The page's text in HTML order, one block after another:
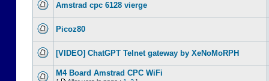
Amstrad cpc 6128 vierge
Picoz80
[VIDEO] ChatGPT Telnet gateway by XeNoMoRPH
M4 Board Amstrad CPC WiFi